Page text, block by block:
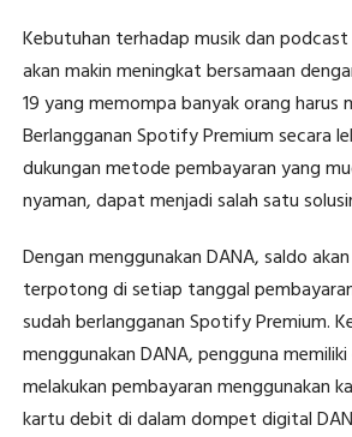
Kebutuhan terhadap musik dan
akan makin meningkat bersamaan
19 yang memompa banyak orang harus
Berlangganan Spotify Premium secara
dukungan metode pembayaran yang
nyaman, dapat menjadi salah satu
Dengan menggunakan DANA, saldo
terpotong di setiap tanggal
sudah berlangganan Spotify Premium.
menggunakan DANA, pengguna
melakukan pembayaran menggunakan
kartu debit di dalam dompet digital